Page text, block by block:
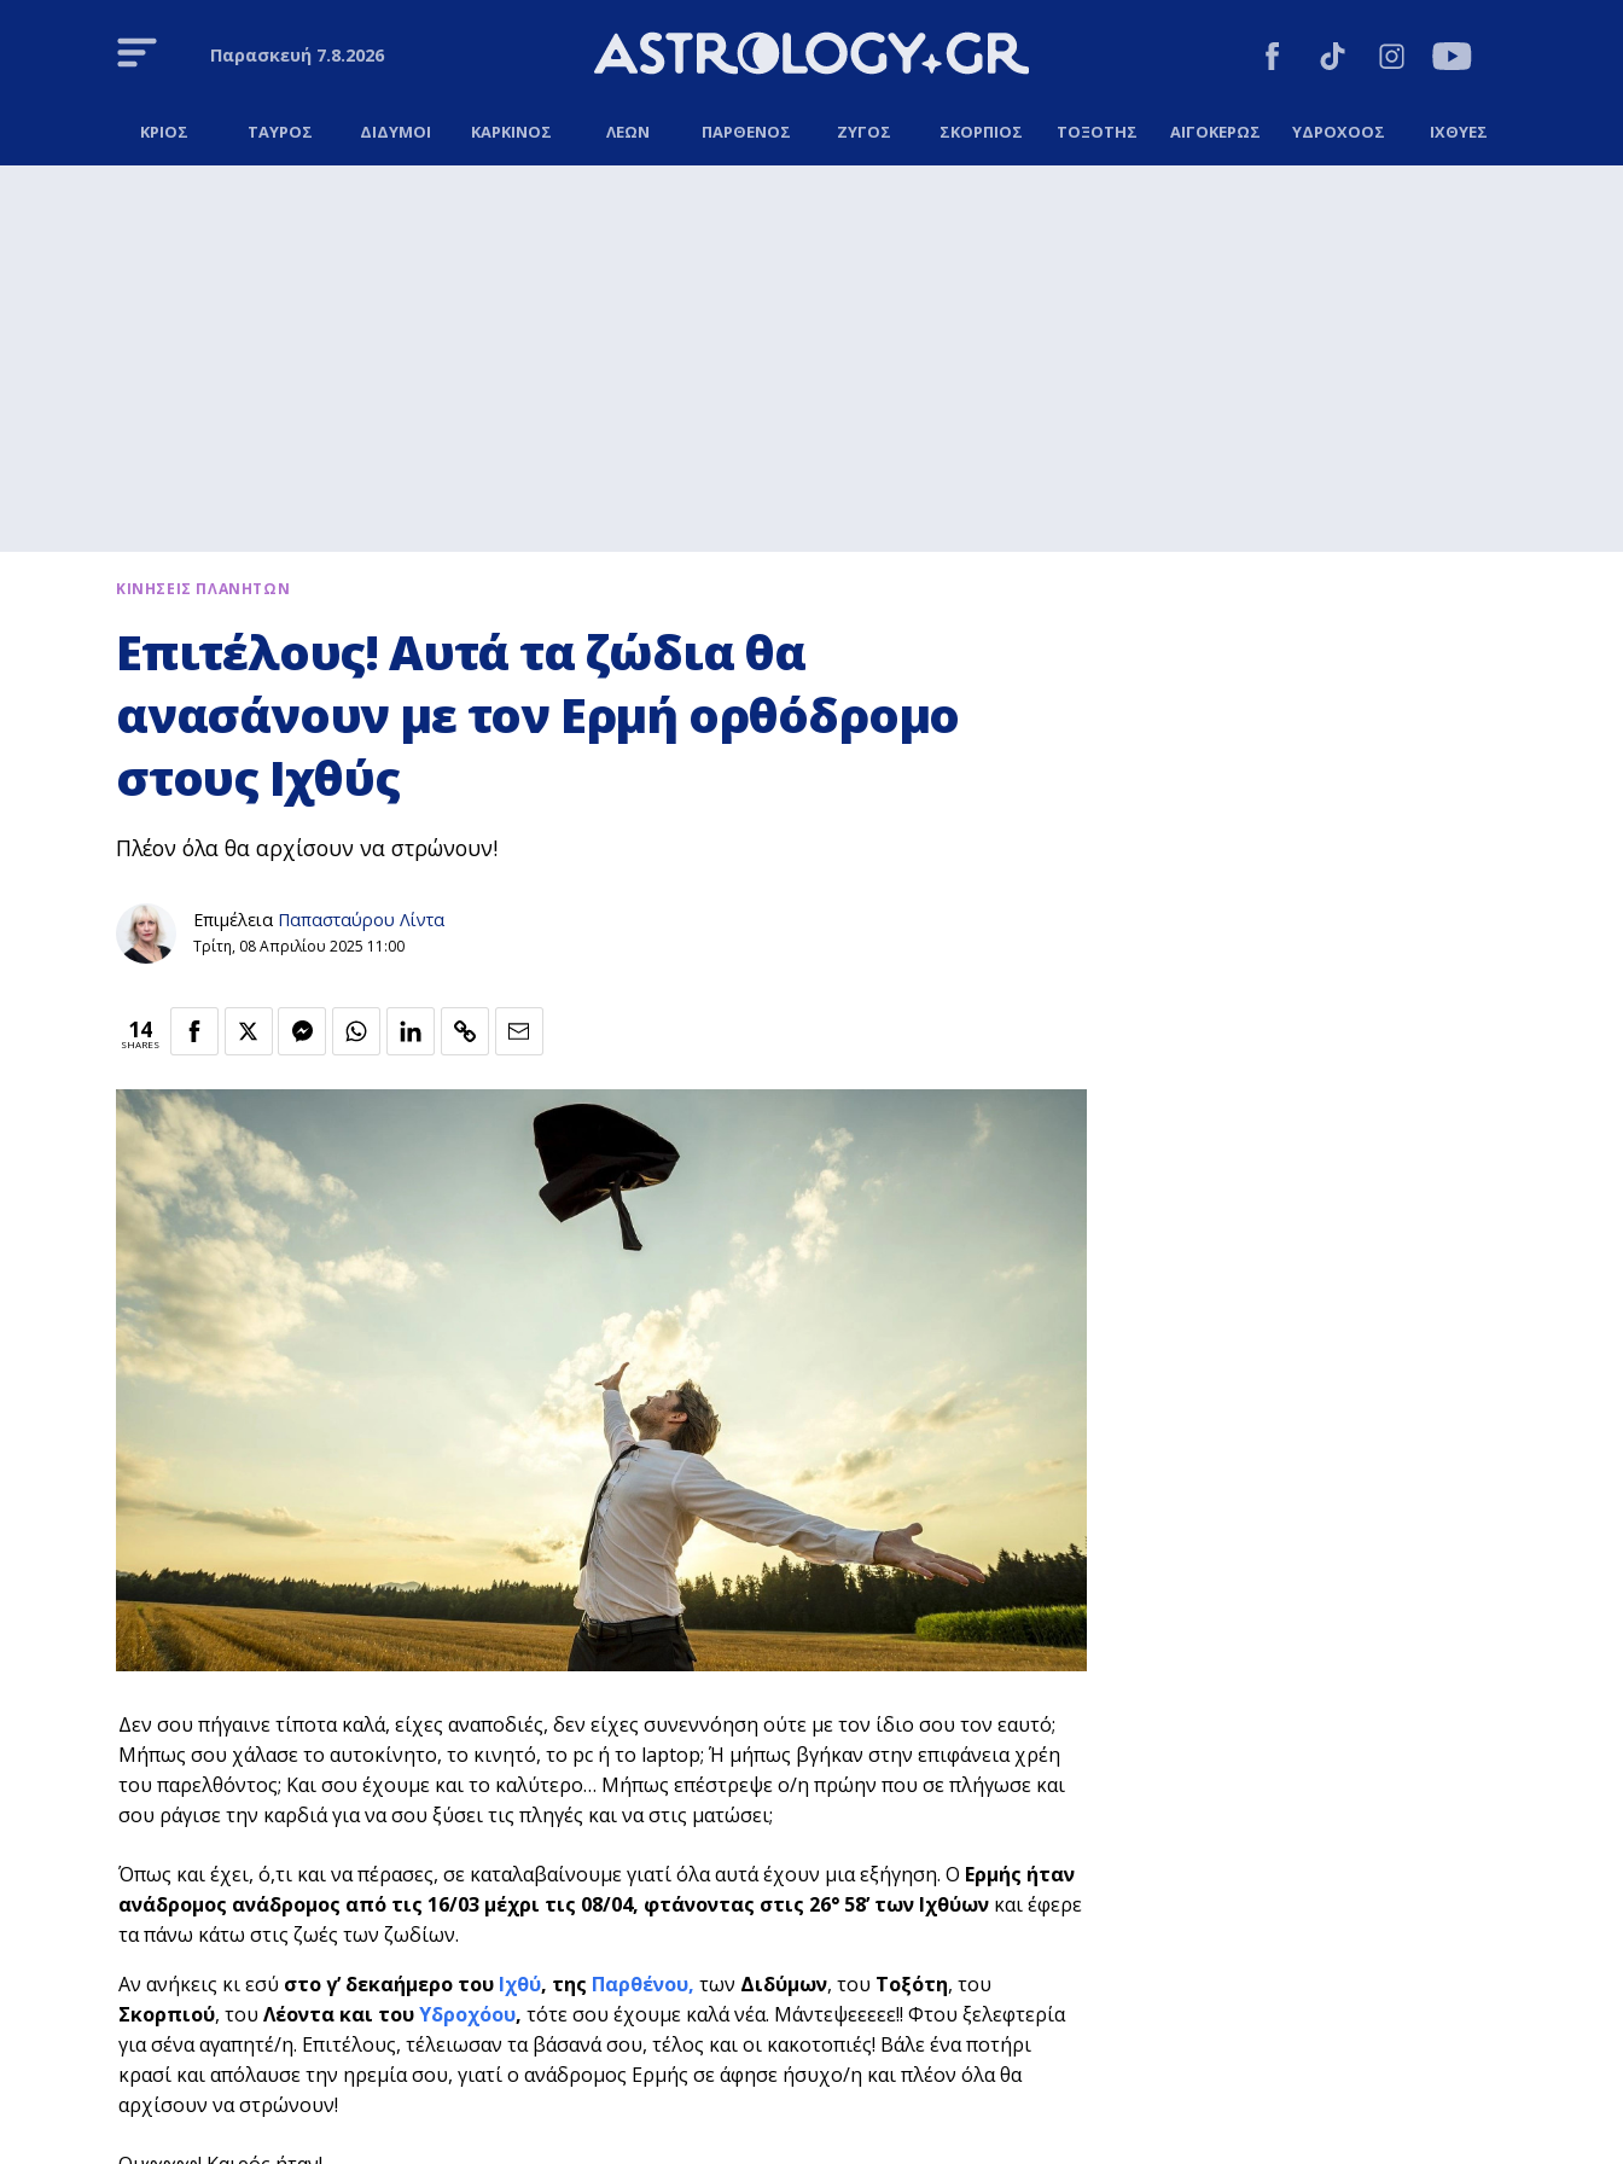
Παρασκευή7.8.2026
ΚΡΙΟΣ ΤΑΥΡΟΣ ΔΙΔΥΜΟΙ ΚΑΡΚΙΝΟΣ ΛΕΩΝ ΠΑΡΘΕΝΟΣ ΖΥΓΟΣ ΣΚΟΡΠΙΟΣ ΤΟΞΟΤΗΣ ΑΙΓΟΚΕΡΩΣ ΥΔΡΟΧΟΟΣ ΙΧΘΥΕΣ
ΚΙΝΗΣΕΙΣ ΠΛΑΝΗΤΩΝ
Επιτέλους! Αυτά τα ζώδια θα
ανασάνουν με τον Ερμή ορθόδρομο
στους Ιχθύς
Πλέον όλα θα αρχίσουν να στρώνουν!
Επιμέλεια Παπασταύρου Λίντα
Τρίτη, 08 Απριλίου 2025 11:00
14
SHARES
Δεν σου πήγαινε τίποτα καλά, είχες αναποδιές, δεν είχες συνεννόηση ούτε με τον ίδιο σου τον εαυτό;
Μήπως σου χάλασε το αυτοκίνητο, το κινητό, το pc ή το laptop; Ή μήπως βγήκαν στην επιφάνεια χρέη
του παρελθόντος; Και σου έχουμε και το καλύτερο… Μήπως επέστρεψε ο/η πρώην που σε πλήγωσε και
σου ράγισε την καρδιά για να σου ξύσει τις πληγές και να στις ματώσει;
Όπως και έχει, ό,τι και να πέρασες, σε καταλαβαίνουμε γιατί όλα αυτά έχουν μια εξήγηση. Ο Ερμής ήταν
ανάδρομος ανάδρομος από τις 16/03 μέχρι τις 08/04, φτάνοντας στις 26° 58’ των Ιχθύων και έφερε
τα πάνω κάτω στις ζωές των ζωδίων.
Αν ανήκεις κι εσύ στο γ’ δεκαήμερο του Ιχθύ, της Παρθένου, των Διδύμων, του Τοξότη, του
Σκορπιού, του Λέοντα και τουΥδροχόου, τότε σου έχουμε καλά νέα. Μάντεψεεεεε!! Φτου ξελεφτερία
για σένα αγαπητέ/η. Επιτέλους, τέλειωσαν τα βάσανά σου, τέλος και οι κακοτοπιές! Βάλε ένα ποτήρι
κρασί και απόλαυσε την ηρεμία σου, γιατί ο ανάδρομος Ερμής σε άφησε ήσυχο/η και πλέον όλα θα
αρχίσουν να στρώνουν!